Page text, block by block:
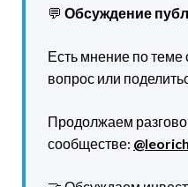
💬 Обсуждение
Есть мнение по теме
вопрос или
Продолжаем
сообществе: @leorich